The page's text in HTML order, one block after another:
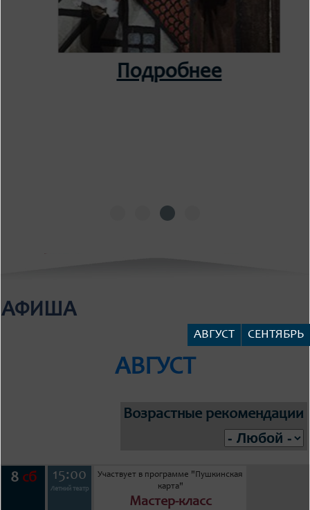
Подробнее
АВГУСТ СЕНТЯБРЬ
АФИША
АВГУСТ
Возрастные рекомендации
8сб 15:00
Летний театр
Участвует в программе "Пушкинская
карта"
Мастер-класс